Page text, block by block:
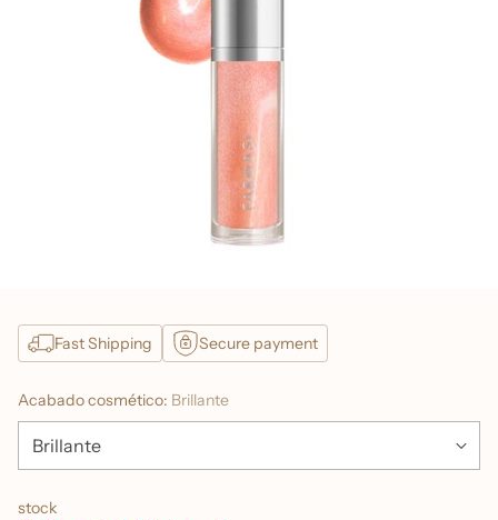
Fast Shipping Secure payment
Acabado cosmético: Brillante
stock